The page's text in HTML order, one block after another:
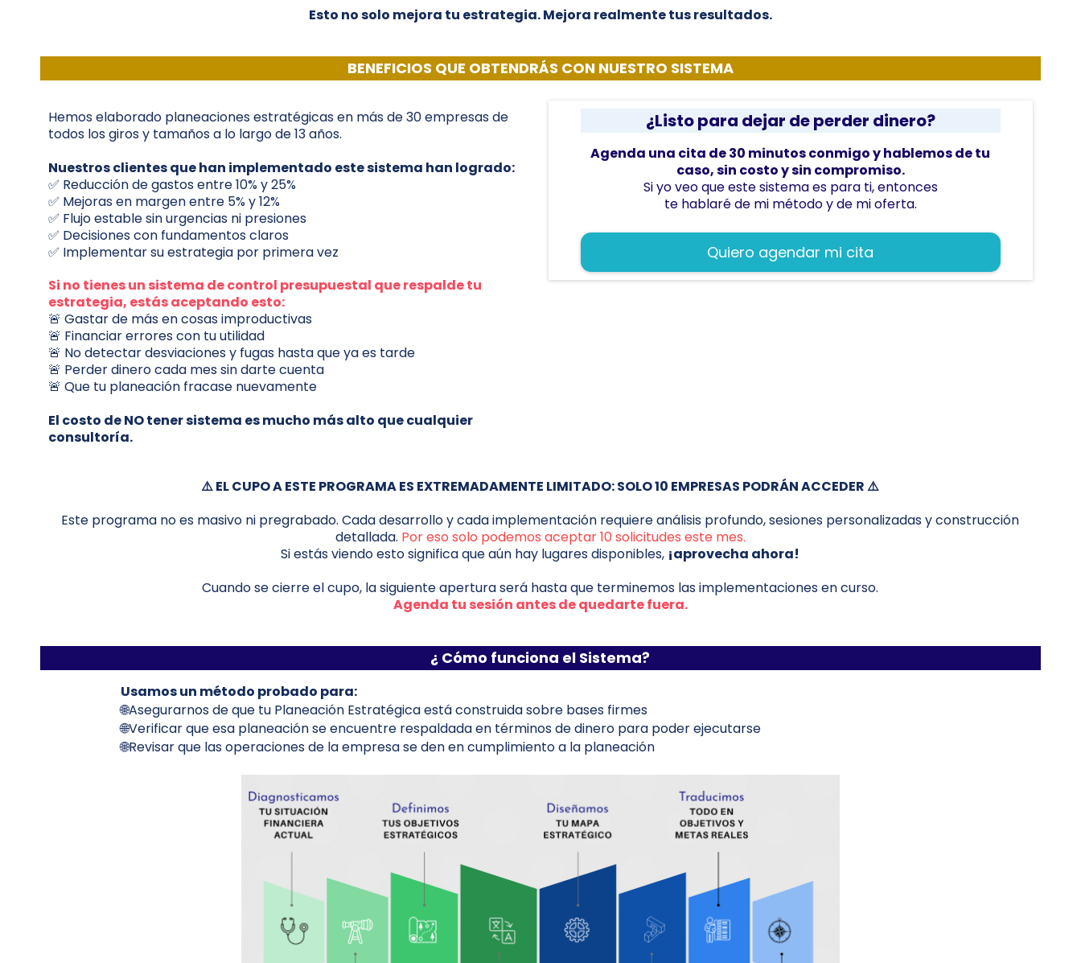
Esto no solo mejora tu estrategia. Mejora realmente tus resultados.
BENEFICIOS QUE OBTENDRÁS CON NUESTRO SISTEMA
Hemos elaborado planeaciones estratégicas en más de 30 empresas de
todos los giros y tamaños a lo largo de 13 años.
Nuestros clientes que han implementado este sistema han logrado:
✅ Reducción de gastos entre 10% y 25%
✅ Mejoras en margen entre 5% y 12%
✅ Flujo estable sin urgencias ni presiones
✅ Decisiones con fundamentos claros
✅ Implementar su estrategia por primera vez
Si no tienes un sistema de control presupuestal que respalde tu
estrategia, estás aceptando esto:
🚨 Gastar de más en cosas improductivas
🚨 Financiar errores con tu utilidad
🚨 No detectar desviaciones y fugas hasta que ya es tarde
🚨 Perder dinero cada mes sin darte cuenta
🚨 Que tu planeación fracase nuevamente
El costo de NO tener sistema es mucho más alto que cualquier
consultoría.
¿Listo para dejar de perder dinero?
Agenda una cita de 30 minutos conmigo y hablemos de tu
caso, sin costo y sin compromiso.
Si yo veo que este sistema es para ti, entonces
te hablaré de mi método y de mi oferta.
Quiero agendar mi cita
⚠️ EL CUPO A ESTE PROGRAMA ES EXTREMADAMENTE LIMITADO: SOLO 10 EMPRESAS PODRÁN ACCEDER ⚠️
Este programa no es masivo ni pregrabado. Cada desarrollo y cada implementación requiere análisis profundo, sesiones personalizadas y construcción
detallada. Por eso solo podemos aceptar 10 solicitudes este mes.
Si estás viendo esto significa que aún hay lugares disponibles, ¡aprovecha ahora!
Cuando se cierre el cupo, la siguiente apertura será hasta que terminemos las implementaciones en curso.
Agenda tu sesión antes de quedarte fuera.
¿ Cómo funciona el Sistema?
Usamos un método probado para:
🌐Asegurarnos de que tu Planeación Estratégica está construida sobre bases firmes
🌐Verificar que esa planeación se encuentre respaldada en términos de dinero para poder ejecutarse
🌐Revisar que las operaciones de la empresa se den en cumplimiento a la planeación